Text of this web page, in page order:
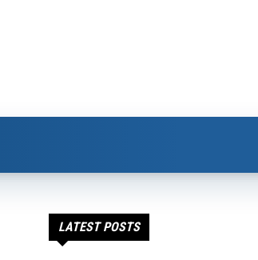
LATEST POSTS